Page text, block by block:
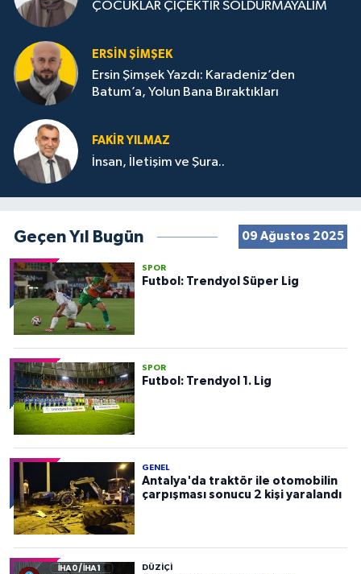
ÇOCUKLAR ÇİÇEKTİR SOLDURMAYALIM
ERSIN ŞIMŞEK
Ersin Şimşek Yazdı: Karadeniz’den
Batum’a, Yolun Bana Bıraktıkları
FAKIR YILMAZ
İnsan, İletişim ve Şura..
Geçen Yıl Bugün 09 Ağustos 2025
SPOR
Futbol: Trendyol Süper Lig
SPOR
Futbol: Trendyol 1. Lig
GENEL
Antalya'da traktör ile otomobilin
çarpışması sonucu 2 kişi yaralandı
DÜZIÇI